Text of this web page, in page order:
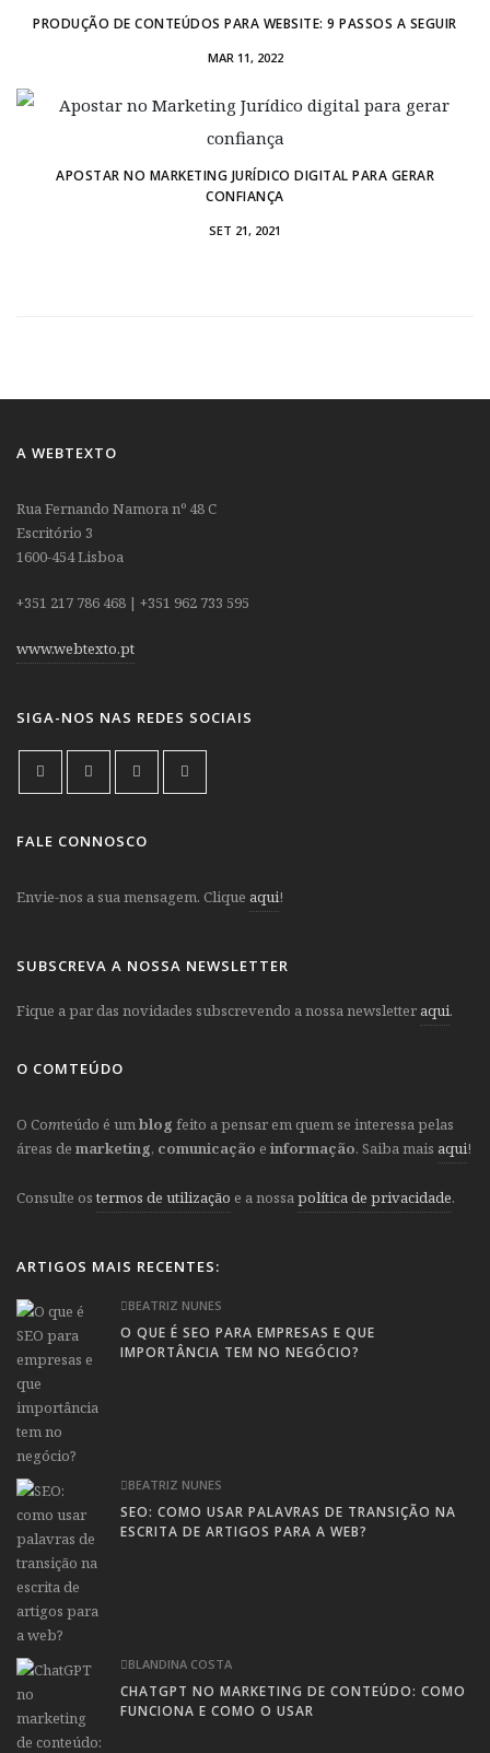
PRODUÇÃO DE CONTEÚDOS PARA WEBSITE: 9 PASSOS A SEGUIR
MAR 11, 2022
APOSTAR NO MARKETING JURÍDICO DIGITAL PARA GERAR
CONFIANÇA
SET 21, 2021
A WEBTEXTO
Rua Fernando Namora nº 48 C
Escritório 3
1600-454 Lisboa
+351 217 786 468 | +351 962 733 595
www.webtexto.pt
SIGA-NOS NAS REDES SOCIAIS
FALE CONNOSCO
Envie-nos a sua mensagem. Clique aqui!
SUBSCREVA A NOSSA NEWSLETTER
Fique a par das novidades subscrevendo a nossa newsletter aqui.
O COMTEÚDO
O Comteúdo é umblog feito a pensar em quem se interessa pelas
áreas de marketing, comunicação e informação. Saiba mais aqui!
Consulte ostermos de utilização e a nossapolítica de privacidade.
ARTIGOS MAIS RECENTES:
BEATRIZ NUNES
O QUE É SEO PARA EMPRESAS E QUE
IMPORTÂNCIA TEM NO NEGÓCIO?
BEATRIZ NUNES
SEO: COMO USAR PALAVRAS DE TRANSIÇÃO NA
ESCRITA DE ARTIGOS PARA A WEB?
BLANDINA COSTA
CHATGPT NO MARKETING DE CONTEÚDO: COMO
FUNCIONA E COMO O USAR